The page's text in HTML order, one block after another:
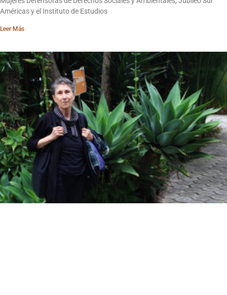
Américas y el Instituto de Estudios
Leer Más